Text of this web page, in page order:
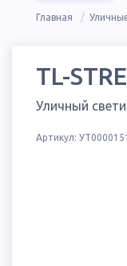
Главная
TL-
Уличный
Артикул: